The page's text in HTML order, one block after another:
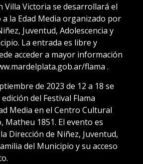
Villa Victoria se desarrollará el
a la Edad Media organizado por
Juventud, Adolescencia y
La entrada es libre y
acceder a mayor información
flama .
de 2023 de 12 a 18 se
del Festival Flama
Media en el Centro Cultural
Matheu 1851. El evento es
Dirección de Niñez, Juventud,
del Municipio y su acceso